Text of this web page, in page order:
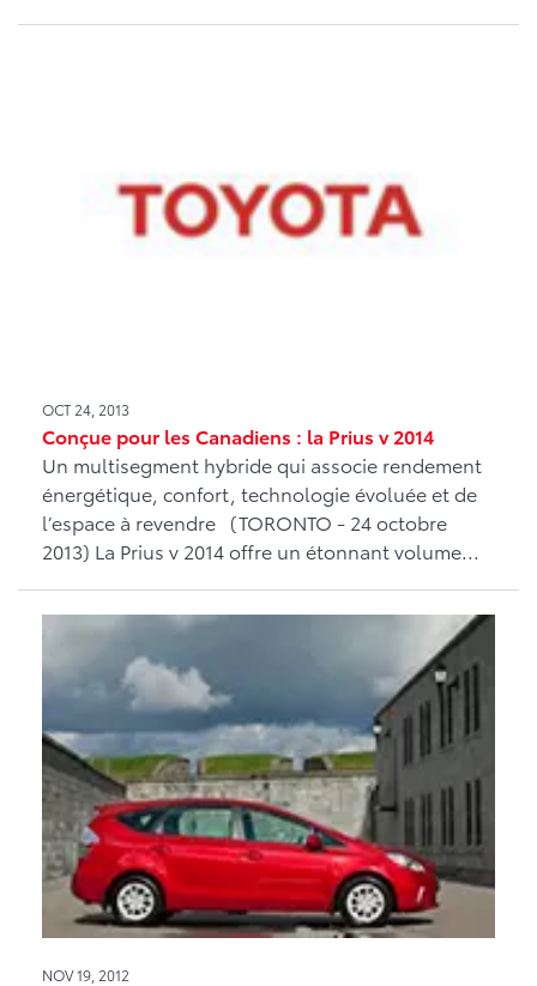
OCT 24, 2013
Conçue pour les Canadiens : la Prius v 2014
Un multisegment hybride qui associe rendement
énergétique, confort, technologie évoluée et de
l’espace à revendre (TORONTO - 24 octobre
2013) La Prius v 2014 offre un étonnant volume...
NOV 19, 2012